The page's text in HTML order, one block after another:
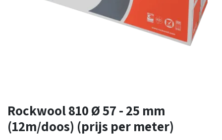
Rockwool 810 Ø 57 - 25 mm
(12m/doos) (prijs per meter)